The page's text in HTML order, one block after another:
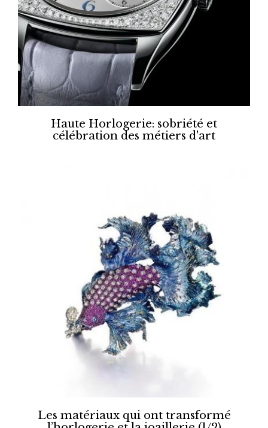
Haute Horlogerie: sobriété et
célébration des métiers d'art
Les matériaux qui ont transformé